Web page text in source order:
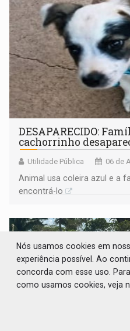
DESAPARECIDO:
cachorrinho
Utilidade Pública 06 de
Animal usa coleira azul e a
encontrá-lo
Nós usamos cookies em
experiência possível. Ao
concorda com esse uso.
como usamos cookies, veja